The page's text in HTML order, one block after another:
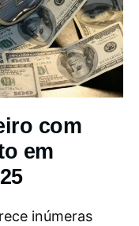
com
em
inúmeras